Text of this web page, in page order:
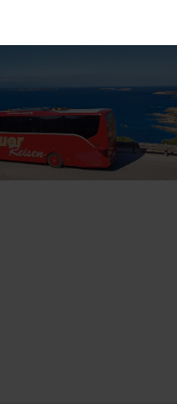
können wir mit dieser Art von
Um unser Angebot und unsere
können wir beispielsweise die
nutzen hierfür Dienste von
Weitere Hinweise zu der
Komfort
Wir nutzen diese Cookies, um